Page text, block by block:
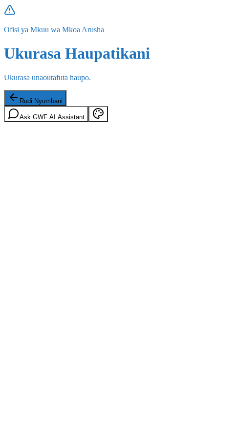
Ofisi ya Mkuu wa Mkoa Arusha
Ukurasa Haupatikani
Ukurasa unaoutafuta haupo.
Rudi Nyumbani
Ask GWF AI Assistant